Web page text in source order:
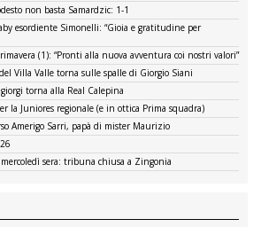
non basta Samardzic: 1-1
esordiente Simonelli: “Gioia e gratitudine per
(1): “Pronti alla nuova avventura coi nostri valori”
Villa Valle torna sulle spalle di Giorgio Siani
torna alla Real Calepina
la Juniores regionale (e in ottica Prima squadra)
Amerigo Sarri, papà di mister Maurizio
sera: tribuna chiusa a Zingonia